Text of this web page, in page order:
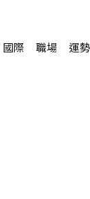
國際 職場 運勢